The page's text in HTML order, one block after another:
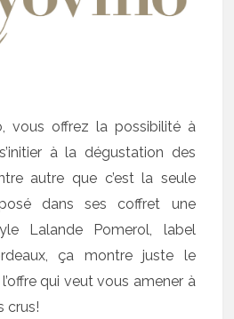
vous offrez la possibilité à
à la dégustation des
autre que c’est la seule
dans ses coffret une
Lalande Pomerol, label
ça montre juste le
qui veut vous amener à
crus!